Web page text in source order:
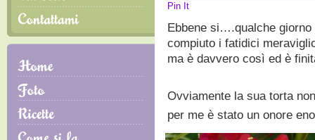
Pin It
Ebbene si….qualche giorno
compiuto i fatidici
ma è davvero così ed è
Ovviamente la sua torta
per me è stato un onore